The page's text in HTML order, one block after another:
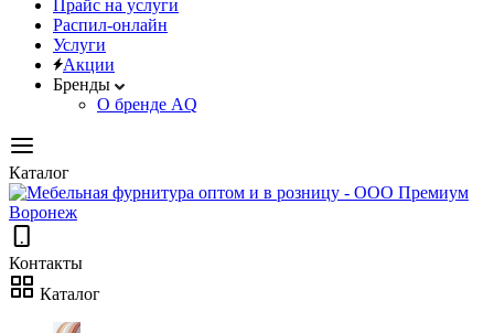
Прайс на услуги
Распил-онлайн
Услуги
Акции
Бренды
О бренде AQ
Каталог
Контакты
Каталог